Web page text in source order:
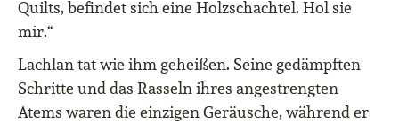
Quilts, befindet sich eine Holzschachtel. Hol sie
mir.“
Lachlan tat wie ihm geheißen. Seine gedämpften
Schritte und das Rasseln ihres angestrengten
Atems waren die einzigen Geräusche, während er